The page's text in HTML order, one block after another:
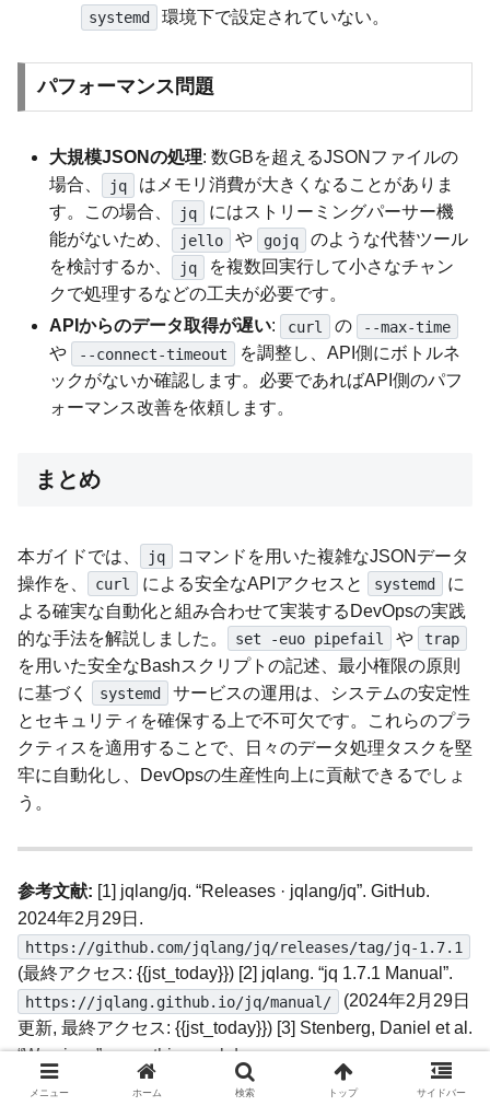
systemd 環境下で設定されていない。
パフォーマンス問題
大規模JSONの処理: 数GBを超えるJSONファイルの
場合、
jq
はメモリ消費が大きくなることがありま
す。この場合、
jq
にはストリーミングパーサー機
能がないため、
jello や gojq
のような代替ツール
を検討するか、
jq
を複数回実行して小さなチャン
クで処理するなどの工夫が必要です。
APIからのデータ取得が遅い: curl の --max-time
や --connect-timeout
を調整し、API側にボトルネ
ックがないか確認します。必要であればAPI側のパフ
ォーマンス改善を依頼します。
まとめ
本ガイドでは、 jq
コマンドを用いた複雑なJSONデータ
操作を、
curl による安全なAPIアクセスと systemd
に
よる確実な自動化と組み合わせて実装するDevOpsの実践
的な手法を解説しました。
set -euo pipefail や trap
を用いた安全なBashスクリプトの記述、最小権限の原則
に基づく
systemd
サービスの運用は、システムの安定性
とセキュリティを確保する上で不可欠です。これらのプラ
クティスを適用することで、日々のデータ処理タスクを堅
牢に自動化し、DevOpsの生産性向上に貢献できるでしょ
う。
参考文献: [1] jqlang/jq. “Releases · jqlang/jq”. GitHub.
2024年2月29日.
https://github.com/jqlang/jq/releases/tag/jq-1.7.1
(最終アクセス: {{jst_today}}) [2] jqlang. “jq 1.7.1 Manual”.
https://jqlang.github.io/jq/manual/
(2024年2月29日
更新, 最終アクセス: {{jst_today}}) [3] Stenberg, Daniel et al.
“Warnings”. everything.curl.dev.
https://everything.curl.dev/using/warnings
(最終ア
メニュー ホーム 検索 トップ サイドバー